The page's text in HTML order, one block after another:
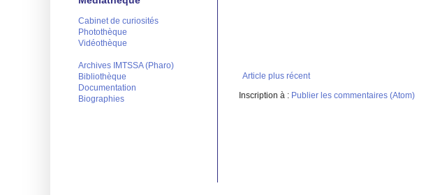
Article plus récent
Inscription à : Publier les commentaires (Atom)
Cabinet de curiosités
Photothèque
Vidéothèque
Archives IMTSSA (Pharo)
Bibliothèque
Documentation
Biographies